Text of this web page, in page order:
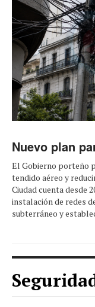
Nuevo plan
El Gobierno porteño
tendido aéreo y
Ciudad cuenta desde
instalación de redes
subterráneo y